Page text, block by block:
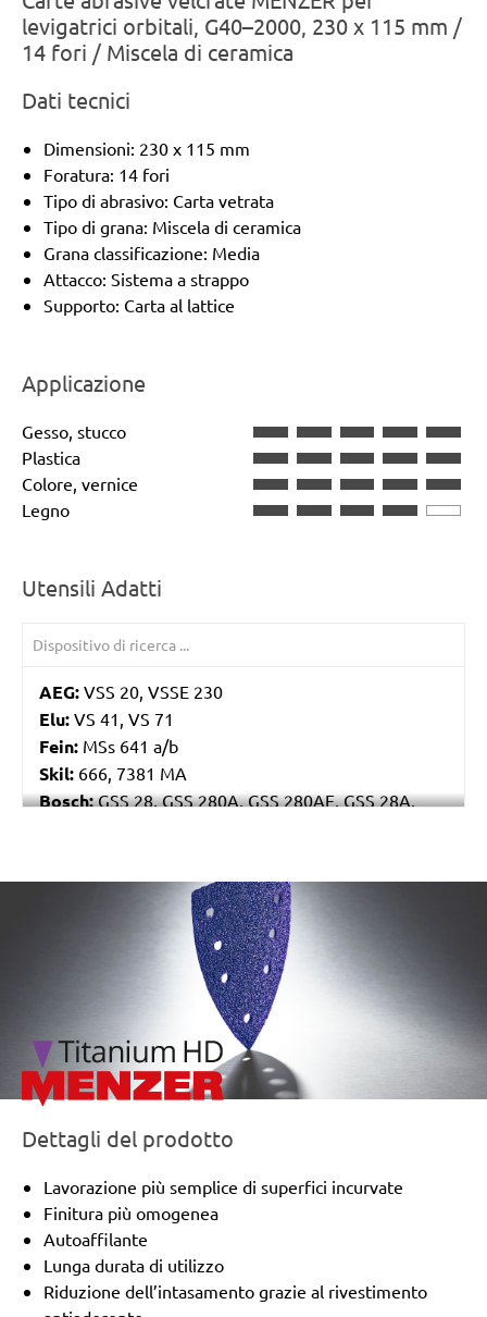
levigatrici orbitali, G40–2000, 230 x 115 mm /
14 fori / Miscela di ceramica
Dati tecnici
Dimensioni: 230 x 115 mm
Foratura: 14 fori
Tipo di abrasivo: Carta vetrata
Tipo di grana: Miscela di ceramica
Grana classificazione: Media
Attacco: Sistema a strappo
Supporto: Carta al lattice
Applicazione
Gesso, stucco
Plastica
Colore, vernice
Legno
Utensili Adatti
AEG: VSS 20, VSSE 230
Elu: VS 41, VS 71
Fein: MSs 641 a/b
Skil: 666, 7381 MA
Bosch:GSS 28, GSS 280A, GSS 280AE, GSS 28A,
Kress:250 RSE Set, 300 RSE, CRS 6165 A, CRS 6175
ESS3215V, NS6200, NS6300A
BLR 250, VLR 300
D26420, D26421, DW634, DW636
U 115 E, UK 115 E
Makita:9045B, 9045N, 9046, BO4900V, BO4901
Metabo:SR 358, SR 4351 TurboTec, SRE 359
Einhell:ERU 270, RT-OS 30
Peugeot:TV 4003, TV 4103
Holz-Her: 2241
Black & Decker:
Mac Allister:MSS 300
Festo / Festool:RS 1-STF, RS 2 E-STF, RS 200, RS 2-
STF
/marketing/parallax/menzer/parallax_logos/
Dettagli del prodotto
Lavorazione più semplice di superfici incurvate
Finitura più omogenea
Autoaffilante
Lunga durata di utilizzo
Riduzione dell’intasamento grazie al rivestimento